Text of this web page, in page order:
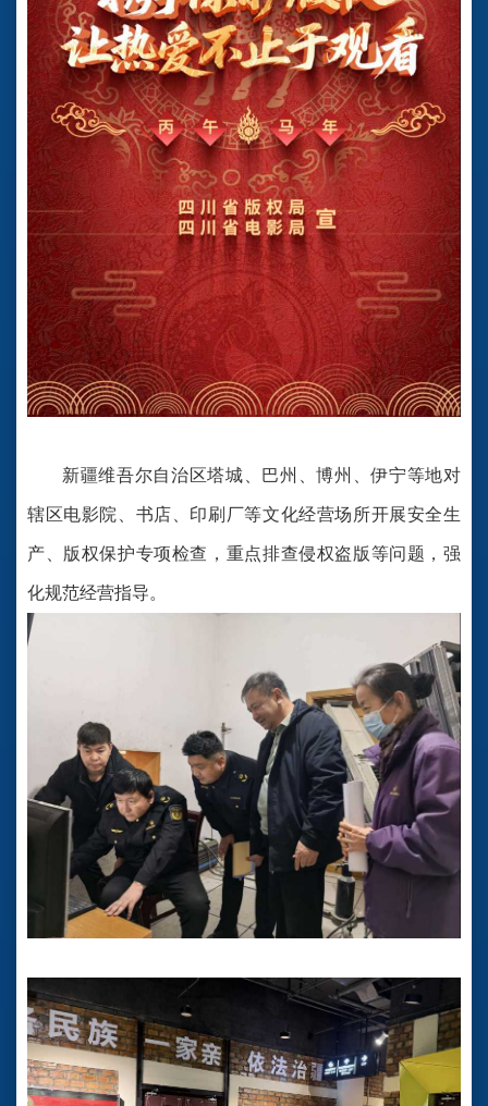
新疆维吾尔自治区塔城、巴州、博州、伊宁等地对
辖区电影院、书店、印刷厂等文化经营场所开展安全生
产、版权保护专项检查，重点排查侵权盗版等问题，强
化规范经营指导。